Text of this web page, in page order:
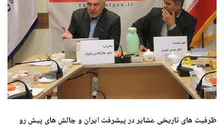
ظرفیت های تاریخی عشایر در پیشرفت ایران و چالش های پیش رو